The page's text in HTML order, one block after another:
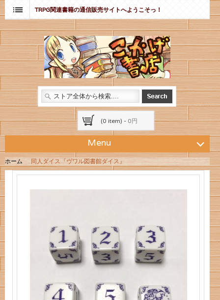
TRPG関連書籍の通信販売サイトへようこそっ！
(0 item) - 0円
Menu
ホーム 同人ダイス『ヴワル図書館ダイス』